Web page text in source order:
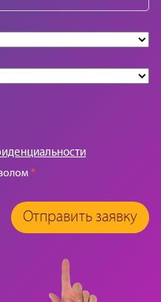
*
Отправить заявку